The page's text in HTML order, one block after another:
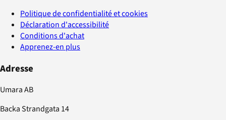
Politique de confidentialité et cookies
Déclaration d'accessibilité
Conditions d'achat
Apprenez-en plus
Adresse
Umara AB
Backa Strandgata 14